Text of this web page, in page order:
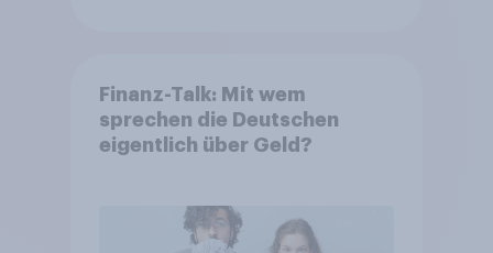
Finanz-Talk: Mit wem
sprechen die Deutschen
eigentlich über Geld?